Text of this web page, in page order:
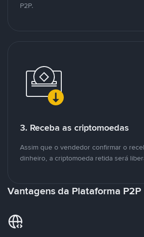
P2P.
3. Receba as criptomoedas
Assim que o vendedor confirmar o
dinheiro, a criptomoeda retida será
Vantagens da Plataforma P2P